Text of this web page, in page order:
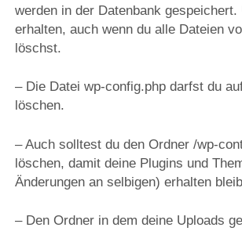
werden in der Datenbank gespeichert.
erhalten, auch wenn du alle Dateien
löschst.
– Die Datei wp-config.php darfst du
löschen.
– Auch solltest du den Ordner /wp-
löschen, damit deine Plugins und
Änderungen an selbigen) erhalten
– Den Ordner in dem deine Uploads